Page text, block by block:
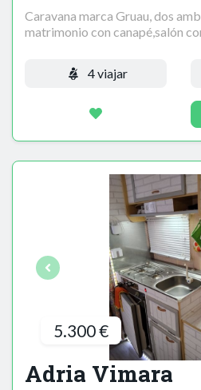
Caravana marca Gruau, dos
matrimonio con canapé,salón
4 viajar
5.300 €
Adria Vimara